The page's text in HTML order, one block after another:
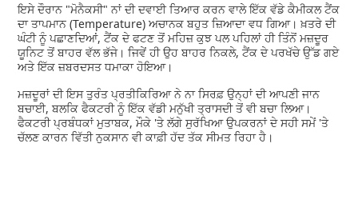
ਇਸੇ ਦੌਰਾਨ "ਮੋਨੈਕਸੀ" ਨਾਂ ਦੀ ਦਵਾਈ ਤਿਆਰ ਕਰਨ ਵਾਲੇ ਇੱਕ ਵੱਡੇ ਕੈਮੀਕਲ ਟੈਂਕ
ਦਾ ਤਾਪਮਾਨ (Temperature) ਅਚਾਨਕ ਬਹੁਤ ਜ਼ਿਆਦਾ ਵਧ ਗਿਆ। ਖ਼ਤਰੇ ਦੀ
ਘੰਟੀ ਨੂੰ ਪਛਾਣਦਿਆਂ, ਟੈਂਕ ਦੇ ਫਟਣ ਤੋਂ ਮਹਿਜ਼ ਕੁਝ ਪਲ ਪਹਿਲਾਂ ਹੀ ਤਿੰਨੋਂ ਮਜ਼ਦੂਰ
ਯੂਨਿਟ ਤੋਂ ਬਾਹਰ ਵੱਲ ਭੱਜੇ। ਜਿਵੇਂ ਹੀ ਉਹ ਬਾਹਰ ਨਿਕਲੇ, ਟੈਂਕ ਦੇ ਪਰਖੱਚੇ ਉੱਡ ਗਏ
ਅਤੇ ਇੱਕ ਜ਼ਬਰਦਸਤ ਧਮਾਕਾ ਹੋਇਆ।
ਮਜ਼ਦੂਰਾਂ ਦੀ ਇਸ ਤੁਰੰਤ ਪ੍ਰਤੀਕਿਰਿਆ ਨੇ ਨਾ ਸਿਰਫ਼ ਉਨ੍ਹਾਂ ਦੀ ਆਪਣੀ ਜਾਨ
ਬਚਾਈ, ਬਲਕਿ ਫੈਕਟਰੀ ਨੂੰ ਇੱਕ ਵੱਡੀ ਮਨੁੱਖੀ ਤ੍ਰਾਸਦੀ ਤੋਂ ਵੀ ਬਚਾ ਲਿਆ।
ਫੈਕਟਰੀ ਪ੍ਰਬੰਧਕਾਂ ਮੁਤਾਬਕ, ਮੌਕੇ 'ਤੇ ਲੱਗੇ ਸੁਰੱਖਿਆ ਉਪਕਰਨਾਂ ਦੇ ਸਹੀ ਸਮੇਂ 'ਤੇ
ਚੱਲਣ ਕਾਰਨ ਵਿੱਤੀ ਨੁਕਸਾਨ ਵੀ ਕਾਫ਼ੀ ਹੱਦ ਤੱਕ ਸੀਮਤ ਰਿਹਾ ਹੈ।